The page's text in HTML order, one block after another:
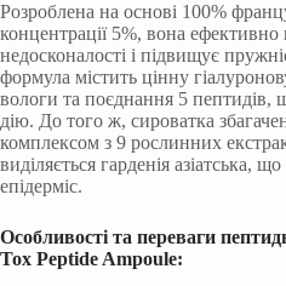
Розроблена на основі 100%
концентрації 5%, вона
недосконалості і підвищує
формула містить цінну
вологи та поєднання 5 пептидів,
дію. До того ж, сироватка
комплексом з 9 рослинних
виділяється гарденія азіатська,
епідерміс.
Особливості та переваги
Tox Peptide Ampoule: